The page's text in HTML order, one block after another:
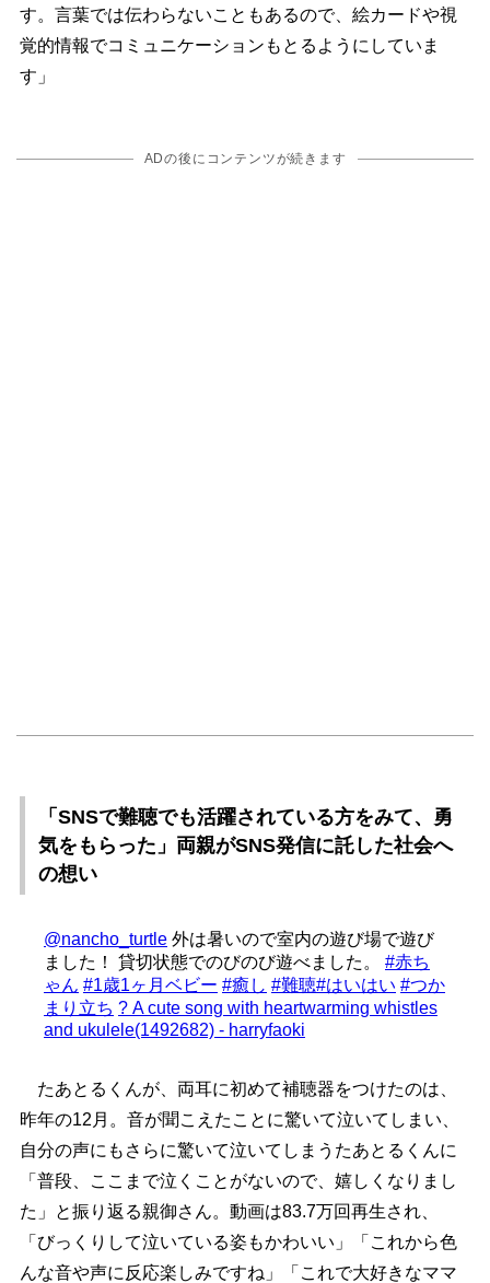
す。言葉では伝わらないこともあるので、絵カードや視
覚的情報でコミュニケーションもとるようにしていま
す」
ADの後にコンテンツが続きます
「SNSで難聴でも活躍されている方をみて、勇
気をもらった」両親がSNS発信に託した社会へ
の想い
@nancho_turtle 外は暑いので室内の遊び場で遊び
ました！ 貸切状態でのびのび遊べました。 #赤ち
ゃん #1歳1ヶ月ベビー #癒し #難聴#はいはい #つか
まり立ち ? A cute song with heartwarming whistles
and ukulele(1492682) - harryfaoki
たあとるくんが、両耳に初めて補聴器をつけたのは、
昨年の12月。音が聞こえたことに驚いて泣いてしまい、
自分の声にもさらに驚いて泣いてしまうたあとるくんに
「普段、ここまで泣くことがないので、嬉しくなりまし
た」と振り返る親御さん。動画は83.7万回再生され、
「びっくりして泣いている姿もかわいい」「これから色
んな音や声に反応楽しみですね」「これで大好きなママ